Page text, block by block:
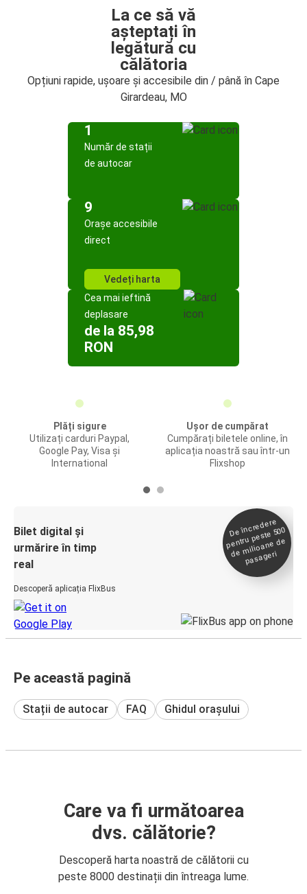
La ce să vă
așteptați în
legătură cu
călătoria
Opțiuni rapide, ușoare și accesibile din / până în Cape
Girardeau, MO
1
Număr de stații
de autocar
9
Orașe accesibile
direct
Vedeți harta
Cea mai ieftină
deplasare
de la 85,98
RON
Plăți sigure
Utilizați carduri Paypal,
Google Pay, Visa și
International
Ușor de cumpărat
Cumpărați biletele online, în
aplicația noastră sau într-un
Flixshop
Bilet digital și
urmărire în timp
real
Descoperă aplicația FlixBus
De încredere
pentru peste 500
de
milioane de
pasageri
Pe această pagină
Stații de autocar FAQ Ghidul orașului
Care va fi următoarea
dvs. călătorie?
Descoperă harta noastră de călătorii cu
peste 8000 destinații din întreaga lume.